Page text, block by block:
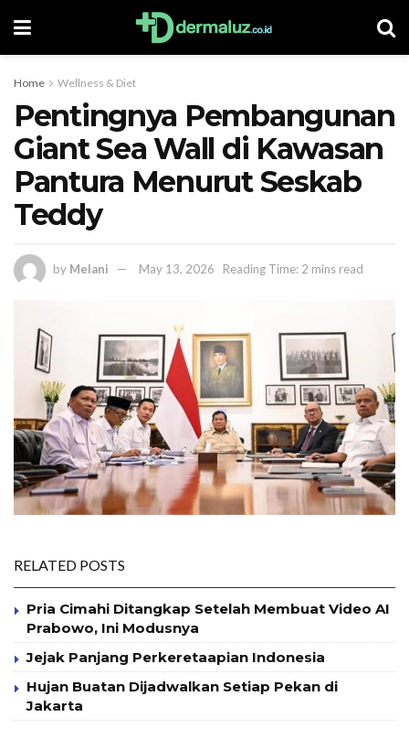
Home Wellness & Diet
Pentingnya Pembangunan
Giant Sea Wall di Kawasan
Pantura Menurut Seskab
Teddy
by Melani May 13, 2026 Reading Time: 2 mins read
RELATED POSTS
Pria Cimahi Ditangkap Setelah Membuat Video AI
Prabowo, Ini Modusnya
Jejak Panjang Perkeretaapian Indonesia
Hujan Buatan Dijadwalkan Setiap Pekan di
Jakarta